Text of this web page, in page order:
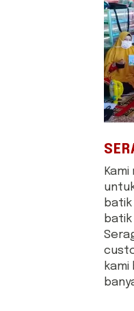
batik
batik
kami